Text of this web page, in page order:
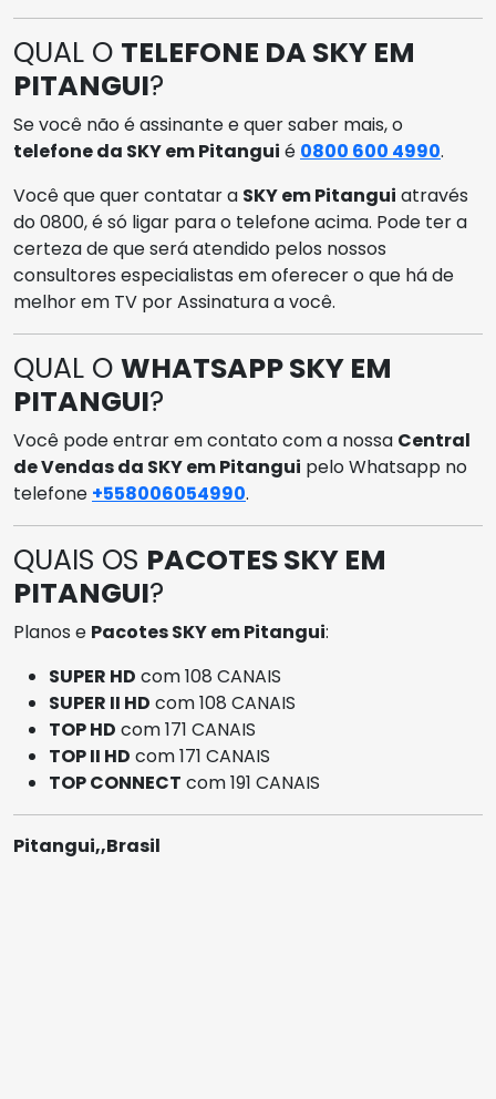
QUAL O TELEFONE DA SKY EM
PITANGUI?
Se você não é assinante e quer saber mais, o
telefone da SKY em Pitangui é 0800 600 4990.
Você que quer contatar a SKY em Pitangui através
do 0800, é só ligar para o telefone acima. Pode ter a
certeza de que será atendido pelos nossos
consultores especialistas em oferecer o que há de
melhor em TV por Assinatura a você.
QUAL O WHATSAPP SKY EM
PITANGUI?
Você pode entrar em contato com a nossa Central
de Vendas da SKY em Pitangui pelo Whatsapp no
telefone +558006054990.
QUAIS OS PACOTES SKY EM
PITANGUI?
Planos e Pacotes SKY em Pitangui:
SUPER HD com 108 CANAIS
SUPER II HD com 108 CANAIS
TOP HD com 171 CANAIS
TOP II HD com 171 CANAIS
TOP CONNECT com 191 CANAIS
Pitangui,,Brasil